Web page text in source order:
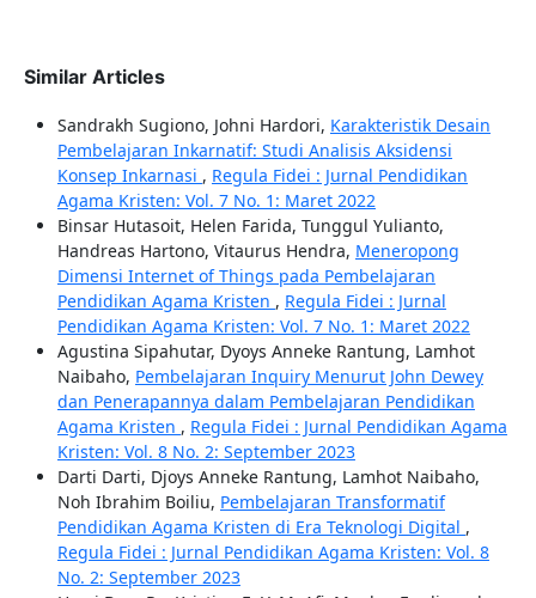
Similar Articles
Sandrakh Sugiono, Johni Hardori, Karakteristik Desain
Pembelajaran Inkarnatif: Studi Analisis Aksidensi
Konsep Inkarnasi , Regula Fidei : Jurnal Pendidikan
Agama Kristen: Vol. 7 No. 1: Maret 2022
Binsar Hutasoit, Helen Farida, Tunggul Yulianto,
Handreas Hartono, Vitaurus Hendra, Meneropong
Dimensi Internet of Things pada Pembelajaran
Pendidikan Agama Kristen , Regula Fidei : Jurnal
Pendidikan Agama Kristen: Vol. 7 No. 1: Maret 2022
Agustina Sipahutar, Dyoys Anneke Rantung, Lamhot
Naibaho, Pembelajaran Inquiry Menurut John Dewey
dan Penerapannya dalam Pembelajaran Pendidikan
Agama Kristen , Regula Fidei : Jurnal Pendidikan Agama
Kristen: Vol. 8 No. 2: September 2023
Darti Darti, Djoys Anneke Rantung, Lamhot Naibaho,
Noh Ibrahim Boiliu, Pembelajaran Transformatif
Pendidikan Agama Kristen di Era Teknologi Digital ,
Regula Fidei : Jurnal Pendidikan Agama Kristen: Vol. 8
No. 2: September 2023